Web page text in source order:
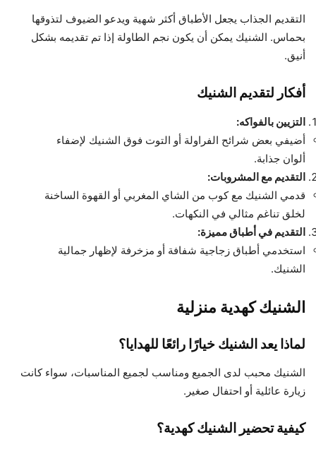
التقديم الجذاب يجعل الأطباق أكثر شهية ويدعو الضيوف لتذوقها
بحماس. الشنيك يمكن أن يكون نجم الطاولة إذا تم تقديمه بشكل
أنيق.
أفكار لتقديم الشنيك
التزيين بالفواكه:
أضيفي بعض شرائح الفراولة أو التوت فوق الشنيك لإضفاء
ألوان جذابة.
التقديم مع المشروبات:
قدمي الشنيك مع كوب من الشاي المغربي أو القهوة الساخنة
لخلق تناغم مثالي في النكهات.
التقديم في أطباق مميزة:
استخدمي أطباق زجاجية شفافة أو مزخرفة لإظهار جمالية
الشنيك.
الشنيك كهدية منزلية
لماذا يعد الشنيك خيارًا رائعًا للهدايا؟
الشنيك محبب لدى الجميع ومناسب لجميع المناسبات، سواء كانت
زيارة عائلية أو احتفال صغير.
كيفية تحضير الشنيك كهدية؟